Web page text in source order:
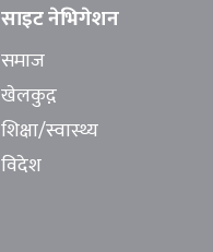
साइट नेभिगेशन
समाज
खेलकुद़़
शिक्षा/स्वास्थ्य
विदेश